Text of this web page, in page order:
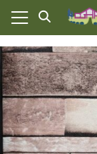
Skip
content
ความเป็นส่วนตัว
งหมด
ที่ผ่านมา
รา